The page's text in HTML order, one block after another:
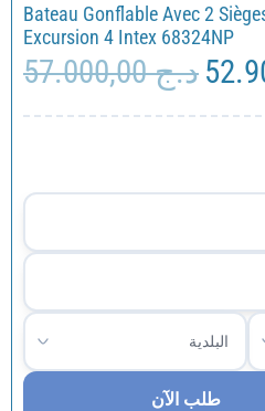
Bateau Gonflable Avec 2
Excursion 4 Intex 68324NP
د.ج57.000,00
Le
initial
طلب الآن